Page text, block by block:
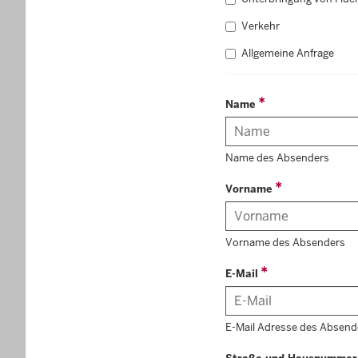
Verkehr
Allgemeine Anfrage
Name
Name des Absenders
Vorname
Vorname des Absenders
E-Mail
E-Mail Adresse des